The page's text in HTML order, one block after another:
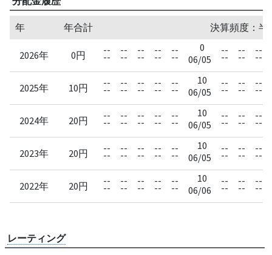
年 年合計 決算頻度：半
2026年 0円 --
--
--
--
--
--
--
--
--
--
0
06/05
--
--
--
--
--
--
2025年 10円 --
--
--
--
--
--
--
--
--
--
10
06/05
--
--
--
--
--
--
2024年 20円 --
--
--
--
--
--
--
--
--
--
10
06/05
--
--
--
--
--
--
2023年 20円 --
--
--
--
--
--
--
--
--
--
10
06/05
--
--
--
--
--
--
2022年 20円 --
--
--
--
--
--
--
--
--
--
10
06/06
--
--
--
--
--
--
レーティング